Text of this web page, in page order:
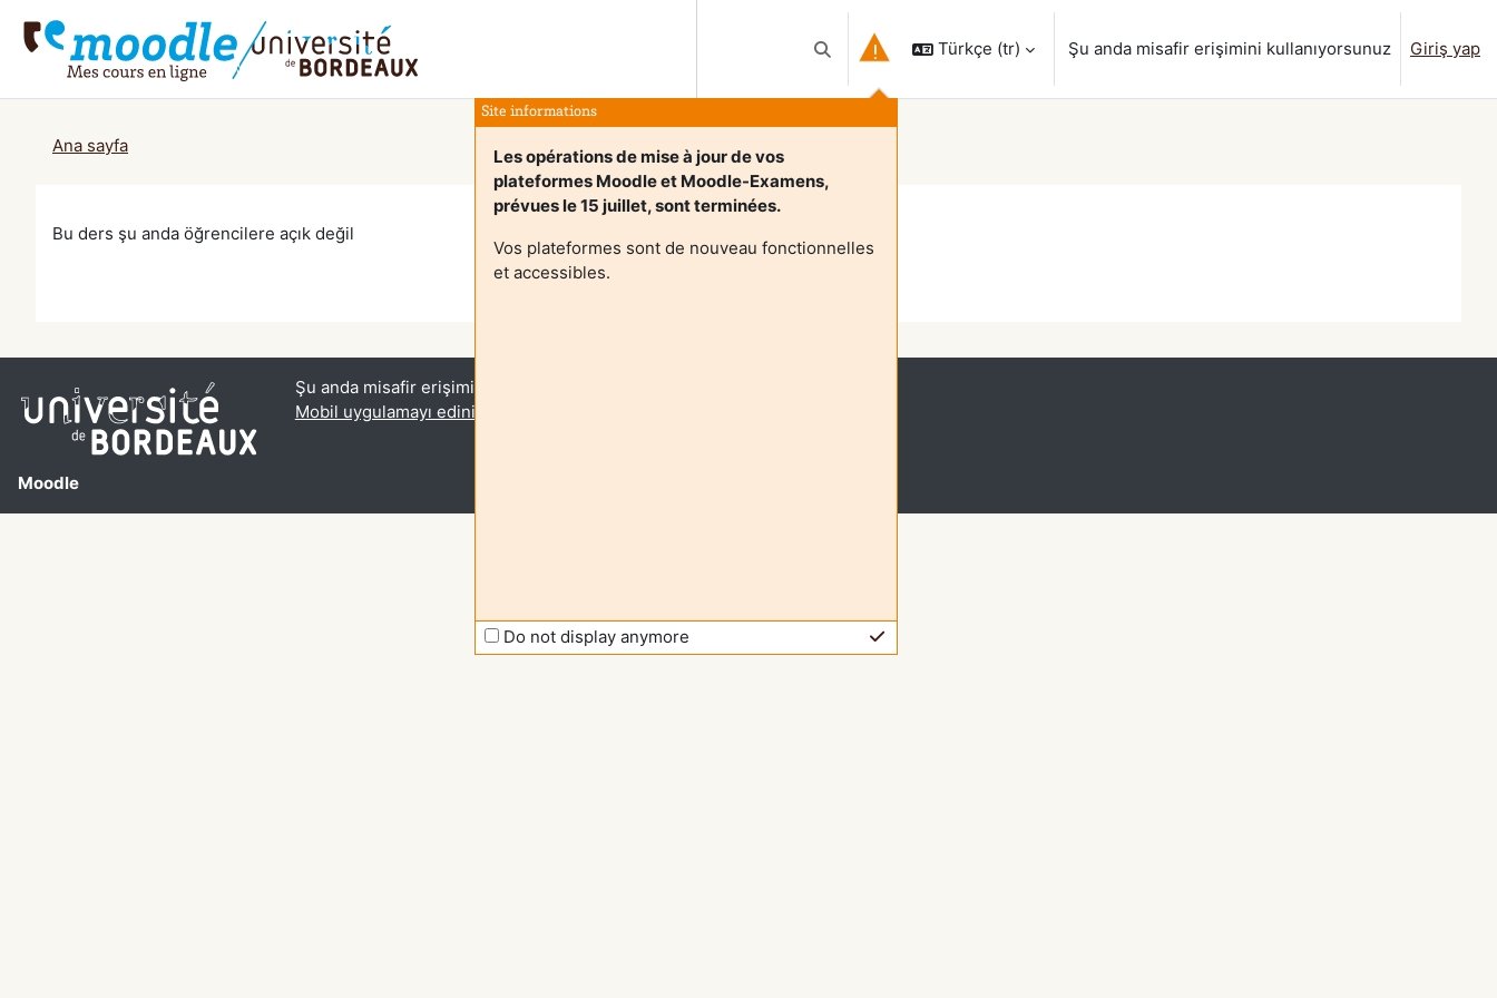
Arama girişini değiştir
Site informations
Les opérations de mise à jour de vos
plateformes Moodle et Moodle-Examens,
prévues le 15 juillet, sont terminées.
Vos plateformes sont de nouveau fonctionnelles
et accessibles.
Do not display anymore
Türkçe ‎(tr)‎ Şu anda misafir erişimini kullanıyorsunuz Giriş yap
Ana sayfa
Bu ders şu anda öğrencilere açık değil
Moodle
Şu anda misafir erişimini kullanıyorsunuz (
Mobil uygulamayı edinin